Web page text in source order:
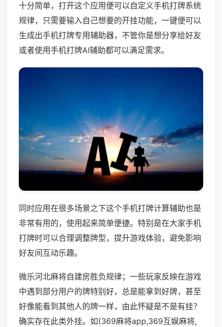
十分简单，打开这个应用便可以自定义手机打牌系统
规律，只需要输入自己想要的开挂功能，一键便可以
生成出手机打牌专用辅助器，不管你是想分享给好友
或者使用手机打牌AI辅助都可以满足需求。
同时应用在很多场景之下这个手机打牌计算辅助也是
非常有用的，使用起来简单便捷。特别是在大家手机
打牌时可以合理调整牌型，提升游戏体验，避免影响
好友间互动乐趣。
微乐河北麻将自建房胜负规律；一些玩家反映在游戏
中遇到部分用户的牌特别好，总是能拿到好牌，甚至
好像能看到其他人的牌一样，由此怀疑是不是有挂？
确实存在此类外挂。如(369麻将app,369互娱麻将,